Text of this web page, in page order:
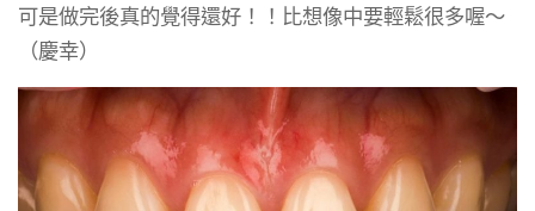
可是做完後真的覺得還好！！比想像中要輕鬆很多喔～
（慶幸）